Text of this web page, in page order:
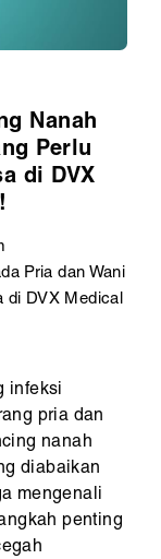
Nanah
Perlu
di DVX
Pria dan Wani
di DVX Medical
infeksi
pria dan
nanah
diabaikan
mengenali
penting